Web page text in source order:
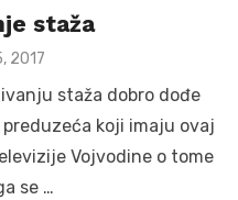
staža
2017
staža dobro dođe
koji imaju ovaj
Vojvodine o tome
se …